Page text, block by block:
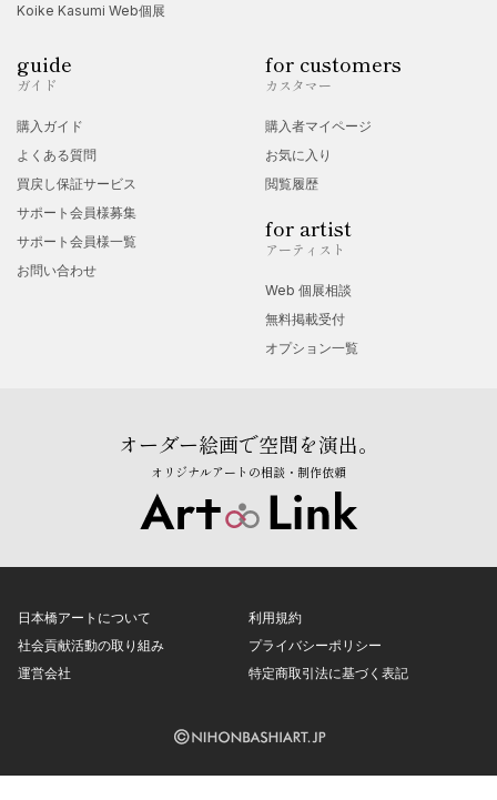
Koike Kasumi Web個展
guide
ガイド
購入ガイド
よくある質問
買戻し保証サービス
サポート会員様募集
サポート会員様一覧
お問い合わせ
for customers
カスタマー
購入者マイページ
お気に入り
閲覧履歴
for artist
アーティスト
Web 個展相談
無料掲載受付
オプション一覧
オーダー絵画で空間を演出。
オリジナルアートの相談・制作依頼
日本橋アートについて
社会貢献活動の取り組み
運営会社
利用規約
プライバシーポリシー
特定商取引法に基づく表記